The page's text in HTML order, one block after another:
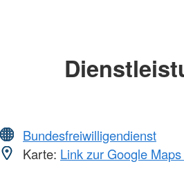
Bundesfreiwilligendienst
Karte: Link zur Google